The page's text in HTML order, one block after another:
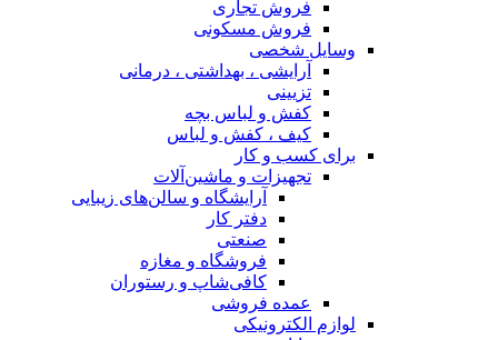
فروش تجاری
فروش مسکونی
وسایل شخصی
آرایشی ، بهداشتی ، درمانی
تزیینی
کفش و لباس بچه
کیف ، کفش و لباس
برای کسب و کار
تجهیزات و ماشین‌آلات
آرایشگاه و سالن‌های زیبایی
دفتر کار
صنعتی
فروشگاه و مغازه
کافی‌شاپ و رستوران
عمده فروشی
لوازم الکترونیکی